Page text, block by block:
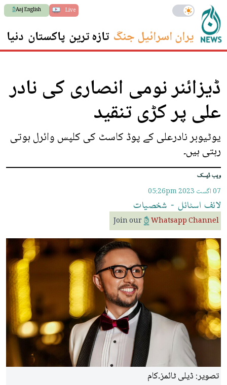
Live
Aaj English
ایران اسرائیل جنگ تازہ ترین پاکستان دنیا
ڈیزائنر نومی انصاری کی نادر
علی پر کڑی تنقید
یوٹیوبر نادرعلی کے پوڈ کاسٹ کی کلپس وائرل ہوتی
رہتی ہیں۔
ویب ڈیسک
07 اگست 2023 05:26pm
لائف اسٹائل - شخصیات
Join our Whatsapp Channel
تصویر: ڈیلی ٹائمز۔کام